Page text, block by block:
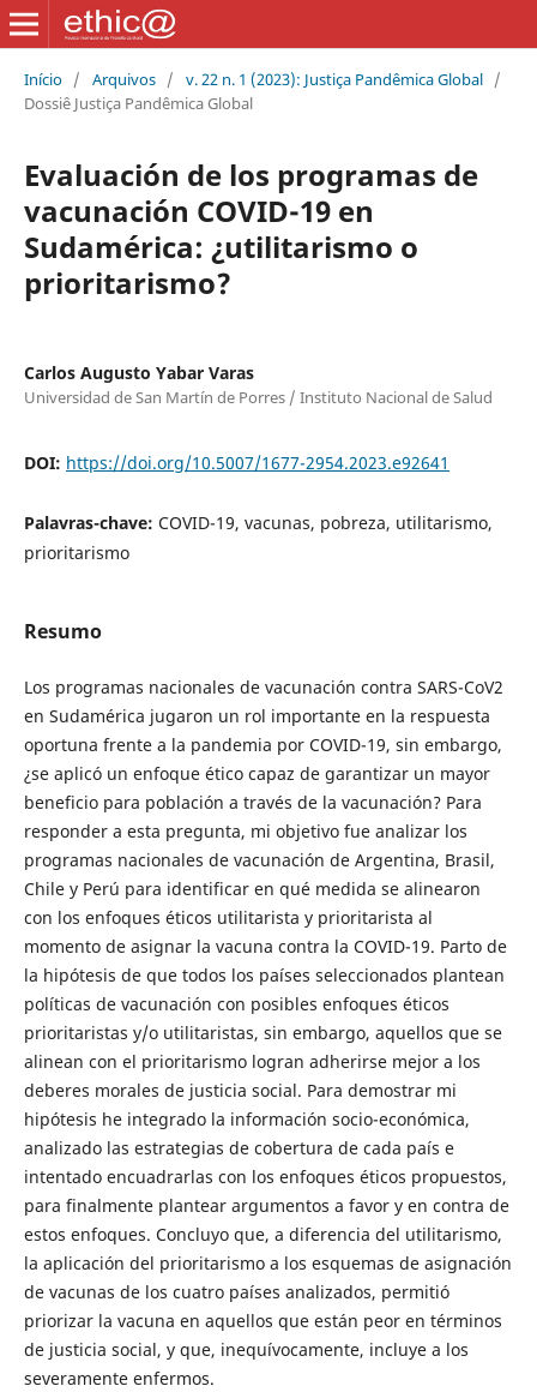
Início / Arquivos / v. 22 n. 1 (2023): Justiça Pandêmica Global /
Dossiê Justiça Pandêmica Global
Evaluación de los programas de
vacunación COVID-19 en
Sudamérica: ¿utilitarismo o
prioritarismo?
Carlos Augusto Yabar Varas
Universidad de San Martín de Porres / Instituto Nacional de Salud
DOI: https://doi.org/10.5007/1677-2954.2023.e92641
Palavras-chave: COVID-19, vacunas, pobreza, utilitarismo,
prioritarismo
Resumo
Los programas nacionales de vacunación contra SARS-CoV2
en Sudamérica jugaron un rol importante en la respuesta
oportuna frente a la pandemia por COVID-19, sin embargo,
¿se aplicó un enfoque ético capaz de garantizar un mayor
beneficio para población a través de la vacunación? Para
responder a esta pregunta, mi objetivo fue analizar los
programas nacionales de vacunación de Argentina, Brasil,
Chile y Perú para identificar en qué medida se alinearon
con los enfoques éticos utilitarista y prioritarista al
momento de asignar la vacuna contra la COVID-19. Parto de
la hipótesis de que todos los países seleccionados plantean
políticas de vacunación con posibles enfoques éticos
prioritaristas y/o utilitaristas, sin embargo, aquellos que se
alinean con el prioritarismo logran adherirse mejor a los
deberes morales de justicia social. Para demostrar mi
hipótesis he integrado la información socio-económica,
analizado las estrategias de cobertura de cada país e
intentado encuadrarlas con los enfoques éticos propuestos,
para finalmente plantear argumentos a favor y en contra de
estos enfoques. Concluyo que, a diferencia del utilitarismo,
la aplicación del prioritarismo a los esquemas de asignación
de vacunas de los cuatro países analizados, permitió
priorizar la vacuna en aquellos que están peor en términos
de justicia social, y que, inequívocamente, incluye a los
severamente enfermos.